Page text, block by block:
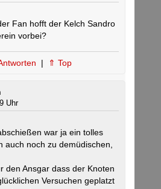
Fan hofft der Kelch Sandro
vorbei?
| ⇑ Top
Uhr
war ja ein tolles
auch noch zu demüdischen,
den Ansgar dass der Knoten
Versuchen geplatzt